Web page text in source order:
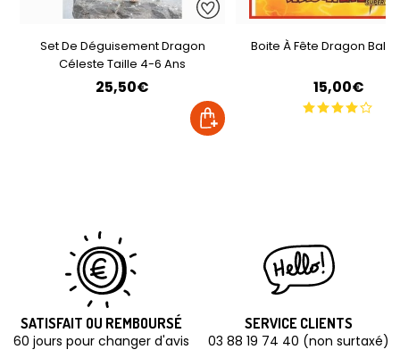
Set De Déguisement Dragon
Céleste Taille 4-6 Ans
25,50€
Boite À Fête Dragon Ball
15,00€
SATISFAIT OU REMBOURSÉ
60 jours pour changer d'avis
SERVICE CLIENTS
03 88 19 74 40 (non surtaxé)